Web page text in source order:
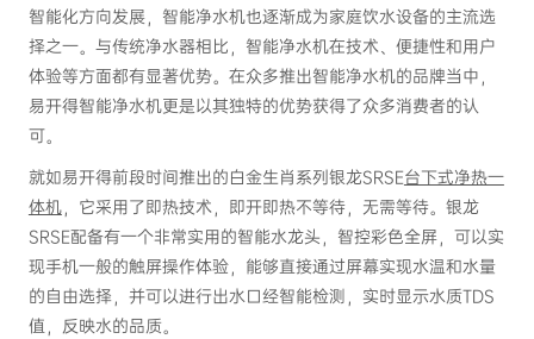
智能化方向发展，智能净水机也逐渐成为家庭饮水设备的主流选
择之一。与传统净水器相比，智能净水机在技术、便捷性和用户
体验等方面都有显著优势。在众多推出智能净水机的品牌当中，
易开得智能净水机更是以其独特的优势获得了众多消费者的认
可。
就如易开得前段时间推出的白金生肖系列银龙SRSE台下式净热一
体机，它采用了即热技术，即开即热不等待，无需等待。银龙
SRSE配备有一个非常实用的智能水龙头，智控彩色全屏，可以实
现手机一般的触屏操作体验，能够直接通过屏幕实现水温和水量
的自由选择，并可以进行出水口经智能检测，实时显示水质TDS
值，反映水的品质。